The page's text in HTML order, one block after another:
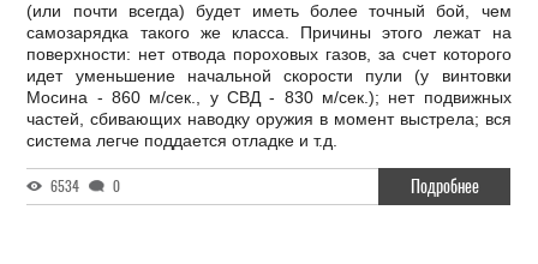
(или почти всегда) будет иметь более точный бой, чем
самозарядка такого же класса. Причины этого лежат на
поверхности: нет отвода пороховых газов, за счет которого
идет уменьшение начальной скорости пули (у винтовки
Мосина - 860 м/сек., у СВД - 830 м/сек.); нет подвижных
частей, сбивающих наводку оружия в момент выстрела; вся
система легче поддается отладке и т.д.
6534 0 Подробнее